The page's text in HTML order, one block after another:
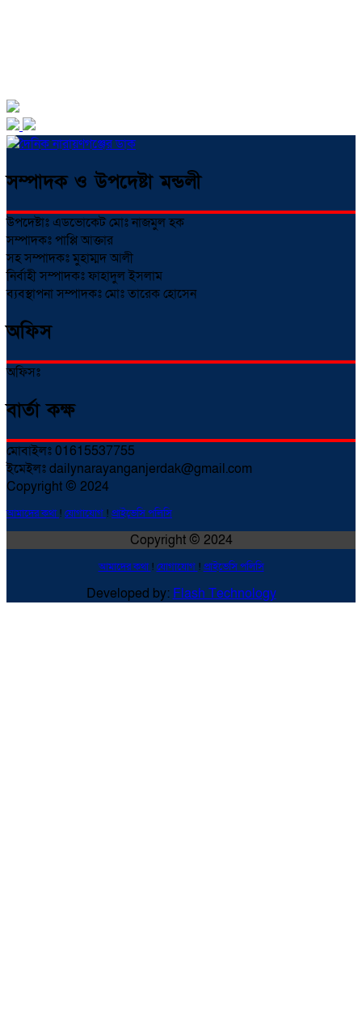
সম্পাদক ও উপদেষ্টা মন্ডলী
উপদেষ্টাঃ এডভোকেট মোঃ নাজমুল হক
সম্পাদকঃ পাপ্পি আক্তার
সহ সম্পাদকঃ মুহাম্মদ আলী
নির্বাহী সম্পাদকঃ ফাহাদুল ইসলাম
ব্যবস্থাপনা সম্পাদকঃ মোঃ তারেক হোসেন
অফিস
অফিসঃ
বার্তা কক্ষ
মোবাইলঃ 01615537755
ইমেইলঃ dailynarayanganjerdak@gmail.com
Copyright © 2024
আমাদের কথা! যোগাযোগ ! প্রাইভেসি পলিসি
Copyright © 2024
আমাদের কথা! যোগাযোগ ! প্রাইভেসি পলিসি
Developed by: Flash Technology